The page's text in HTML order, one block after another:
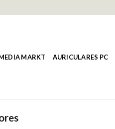
MARKT AURICULARES PC